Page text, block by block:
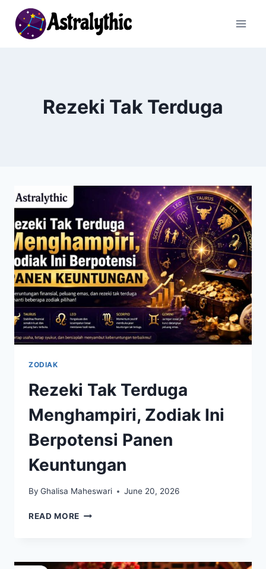
content
Rezeki Tak Terduga
ZODIAK
Rezeki Tak Terduga
Menghampiri, Zodiak Ini
Berpotensi Panen
Keuntungan
By Ghalisa Maheswari June 20, 2026
READ MORE REZEKI
ZODIAK